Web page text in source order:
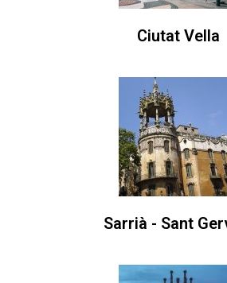
Ciutat Vella
Sarrià - Sant